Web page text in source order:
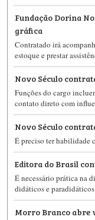
Fundação Dorina
gráfica
Contratado irá
estoque e prestar
Novo Século
Funções do cargo
contato direto com
Novo Século
É preciso ter habilidade
Editora do Brasil
É necessário prática na
didáticos e paradidáticos
Morro Branco abre